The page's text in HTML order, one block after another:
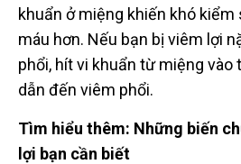
khuẩn ở miệng khiến khó
máu hơn. Nếu bạn bị viêm lợi
phổi, hít vi khuẩn từ miệng vào
dẫn đến viêm phổi.
Tìm hiểu thêm: Những biến
lợi bạn cần biết